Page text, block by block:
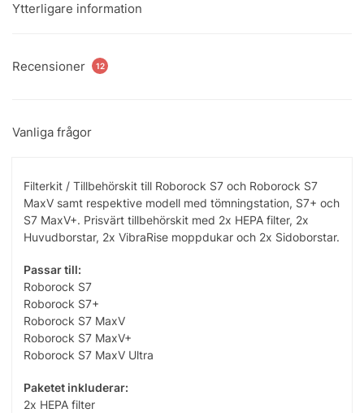
Ytterligare information
Recensioner 12
Vanliga frågor
Filterkit / Tillbehörskit till Roborock S7 och Roborock S7
MaxV samt respektive modell med tömningstation, S7+ och
S7 MaxV+. Prisvärt tillbehörskit med 2x HEPA filter, 2x
Huvudborstar, 2x VibraRise moppdukar och 2x Sidoborstar.
Passar till:
Roborock S7
Roborock S7+
Roborock S7 MaxV
Roborock S7 MaxV+
Roborock S7 MaxV Ultra
Paketet inkluderar:
2x HEPA filter